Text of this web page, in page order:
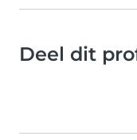
Deel dit